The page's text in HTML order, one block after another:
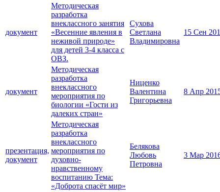
документ
Методическая
разработка
внеклассного занятия
«Весенние явления в
неживой природе»
для детей 3-4 класса с
ОВЗ.
Сухова
Светлана
Владимировна
15 Сен
документ
Методическая
разработка
внеклассного
мероприятия по
биологии «Гости из
далеких стран»
Ниценко
Валентина
Григорьевна
8 Апр
презентация,
документ
Методическая
разработка
внеклассного
мероприятия по
духовно-
нравственному
воспитанию Тема:
«Доброта спасёт мир»
Белякова
Любовь
Петровна
3 Мар